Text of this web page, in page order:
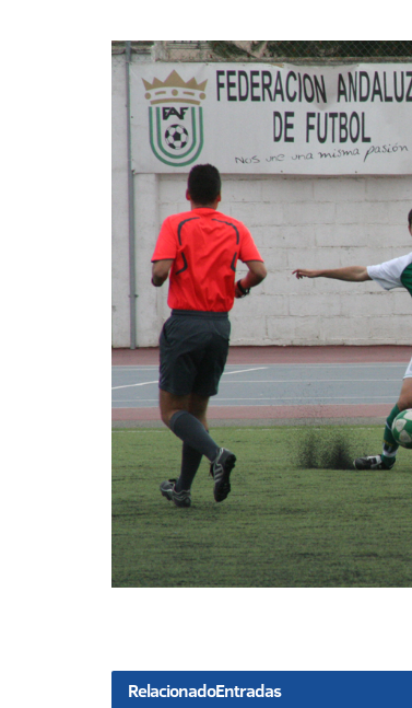
RelacionadoEntradas